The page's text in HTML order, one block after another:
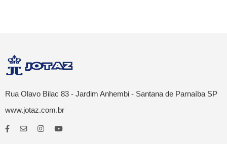
Rua Olavo Bilac 83 - Jardim Anhembi - Santana de Parnaíba SP
www.jotaz.com.br